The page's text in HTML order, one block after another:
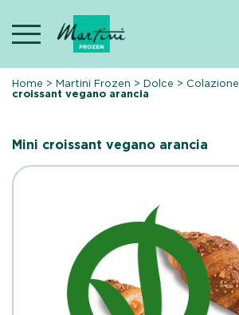
content
Home >Martini Frozen >Dolce > Colazione
croissant vegano arancia
Mini croissant vegano arancia